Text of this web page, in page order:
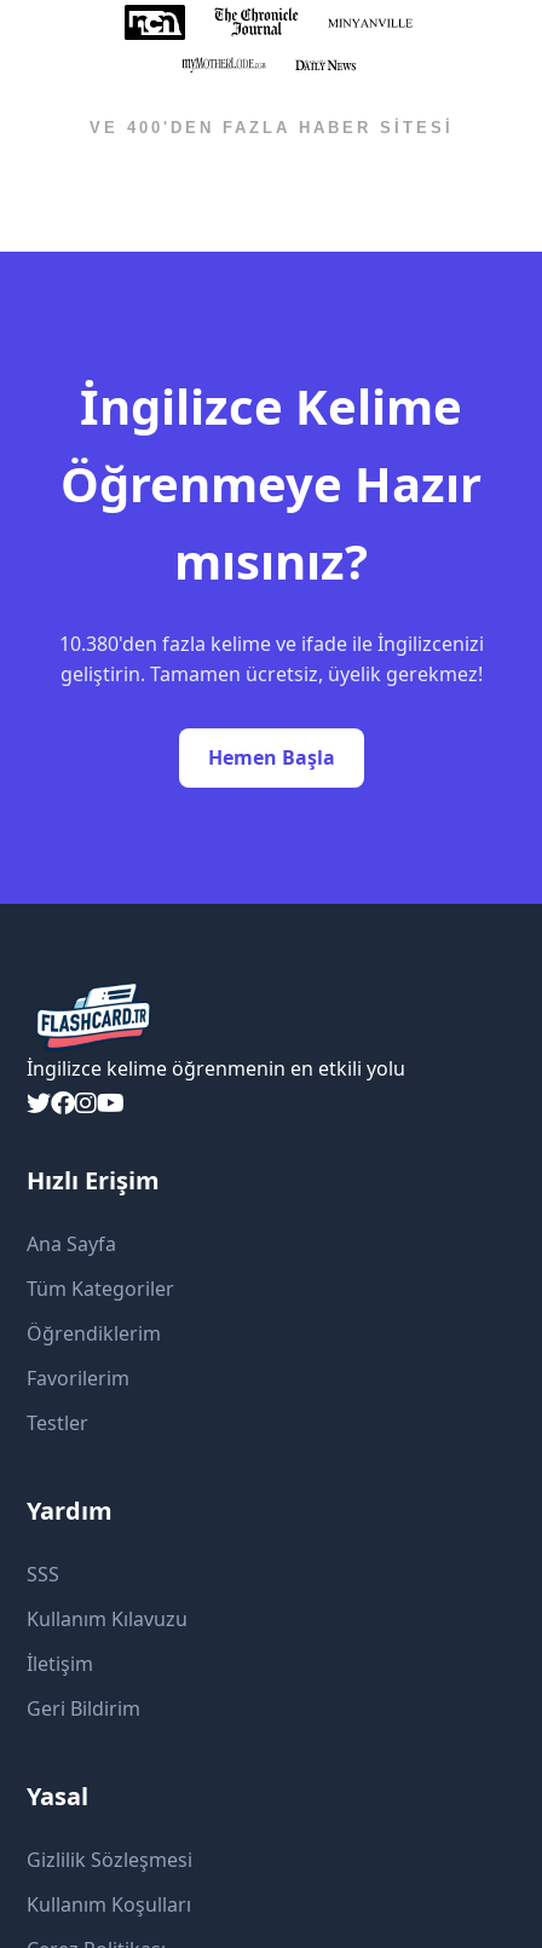
VE 400'DEN FAZLA HABER SİTESİ
İngilizce Kelime
Öğrenmeye Hazır
mısınız?
10.380'den fazla kelime ve ifade ile İngilizcenizi
geliştirin. Tamamen ücretsiz, üyelik gerekmez!
Hemen Başla
İngilizce kelime öğrenmenin en etkili yolu
Hızlı Erişim
Ana Sayfa
Tüm Kategoriler
Öğrendiklerim
Favorilerim
Testler
Yardım
SSS
Kullanım Kılavuzu
İletişim
Geri Bildirim
Yasal
Gizlilik Sözleşmesi
Kullanım Koşulları